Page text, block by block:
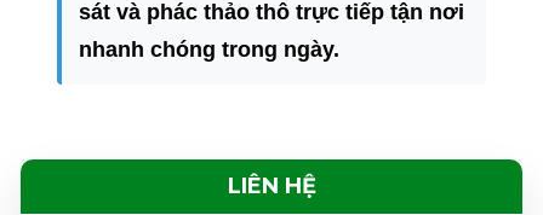
sát và phác thảo thô trực tiếp tận nơi
nhanh chóng trong ngày.
LIÊN HỆ